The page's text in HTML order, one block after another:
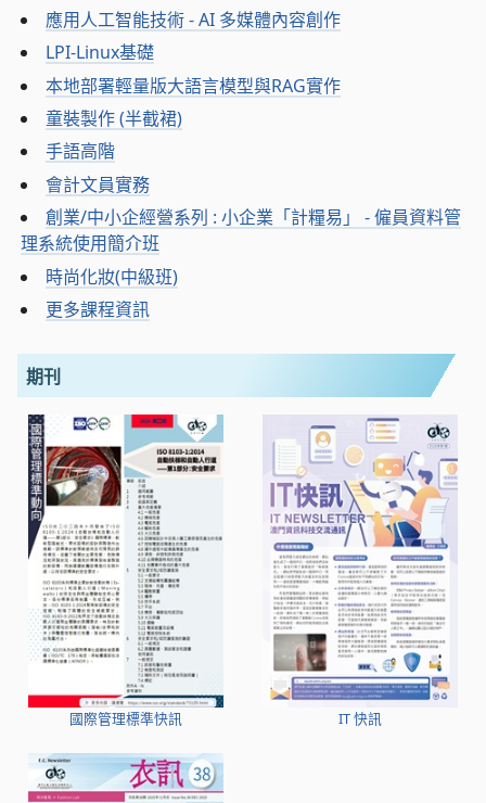
應用人工智能技術 - AI 多媒體內容創作
LPI-Linux基礎
本地部署輕量版大語言模型與RAG實作
童裝製作 (半截裙)
手語高階
會計文員實務
創業/中小企經營系列 : 小企業「計糧易」 - 僱員資料管
理系統使用簡介班
時尚化妝(中級班)
更多課程資訊
期刊
國際管理標準快訊 IT 快訊